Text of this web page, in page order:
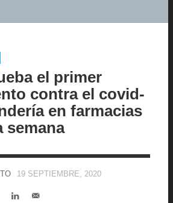
el primer
contra el covid-
en farmacias
semana
19 SEPTIEMBRE, 2020